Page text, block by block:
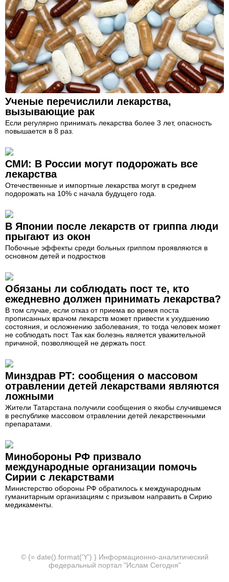
Ученые перечислили лекарства,
вызывающие рак
Если регулярно принимать лекарства более 3 лет, опасность
повышается в 8 раз.
СМИ: В России могут подорожать все
лекарства
Отечественные и импортные лекарства могут в среднем
подорожать на 10% с начала будущего года.
В Японии после лекарств от гриппа люди
прыгают из окон
Побочные эффекты среди больных гриппом проявляются в
основном детей и подростков
Обязаны ли соблюдать пост те, кто
ежедневно должен принимать лекарства?
В том случае, если отказ от приема во время поста
прописанных врачом лекарств может привести к ухудшению
состояния, и осложнению заболевания, то тогда человек может
не соблюдать пост. Так как болезнь является уважительной
причиной, позволяющей не держать пост.
Минздрав РТ: сообщения о массовом
отравлении детей лекарствами являются
ложными
Жители Татарстана получили сообщения о якобы случившемся
в республике массовом отравлении детей лекарственными
препаратами.
Минобороны РФ призвало
международные организации помочь
Сирии с лекарствами
Министерство обороны РФ обратилось к международным
гуманитарным организациям с призывом направить в Сирию
медикаменты.
© {= date().format('Y') } Информационно-аналитический
федеральный портал "Ислам Сегодня"